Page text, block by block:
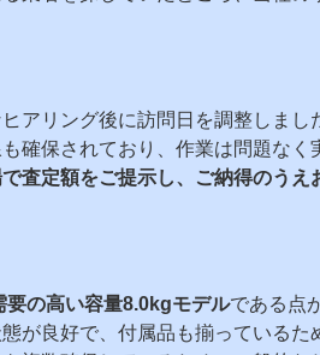
アリング後に訪問日を調整しまし
確保されており、作業は問題なく
査定額をご提示し、ご納得のうえ
の高い容量8.0kgモデルである点
が良好で、付属品も揃っているた